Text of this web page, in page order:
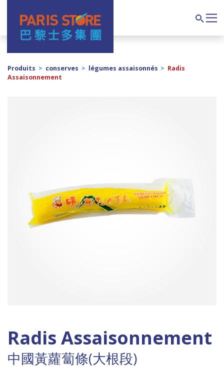
Navigation principale
Produits > conserves > légumes assaisonnés > Radis
Assaisonnement
Radis Assaisonnement
中國黃蘿蔔條(大根段)